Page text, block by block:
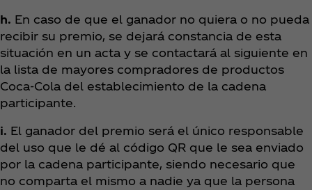
h. En caso de que el ganador no quiera o no pueda
recibir su premio, se dejará constancia de esta
situación en un acta y se contactará al siguiente en
la lista de mayores compradores de productos
Coca‑Cola del establecimiento de la cadena
participante.
i. El ganador del premio será el único responsable
del uso que le dé al código QR que le sea enviado
por la cadena participante, siendo necesario que
no comparta el mismo a nadie ya que la persona